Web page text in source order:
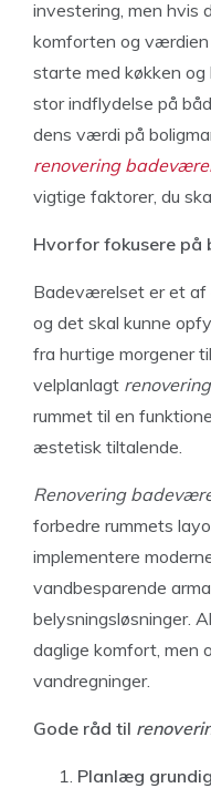
investering, men hvis
komforten og
starte med køkken
stor indflydelse på
dens værdi på
renovering
vigtige faktorer, du
Hvorfor fokusere på
Badeværelset er et af
og det skal kunne
fra hurtige morgener
velplanlagt
rummet til en
æstetisk tiltalende.
Renovering
forbedre rummets
implementere
vandbesparende
belysningsløsninger.
daglige komfort, men
vandregninger.
Gode råd til
Planlæg